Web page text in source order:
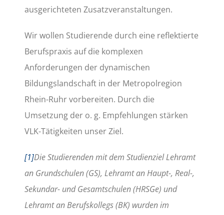
ausgerichteten Zusatzveranstaltungen.
Wir wollen Studierende durch eine reflektierte
Berufspraxis auf die komplexen
Anforderungen der dynamischen
Bildungslandschaft in der Metropolregion
Rhein-Ruhr vorbereiten. Durch die
Umsetzung der o. g. Empfehlungen stärken
VLK-Tätigkeiten unser Ziel.
[1]Die Studierenden mit dem Studienziel Lehramt
an Grundschulen (GS), Lehramt an Haupt-, Real-,
Sekundar- und Gesamtschulen (HRSGe) und
Lehramt an Berufskollegs (BK) wurden im